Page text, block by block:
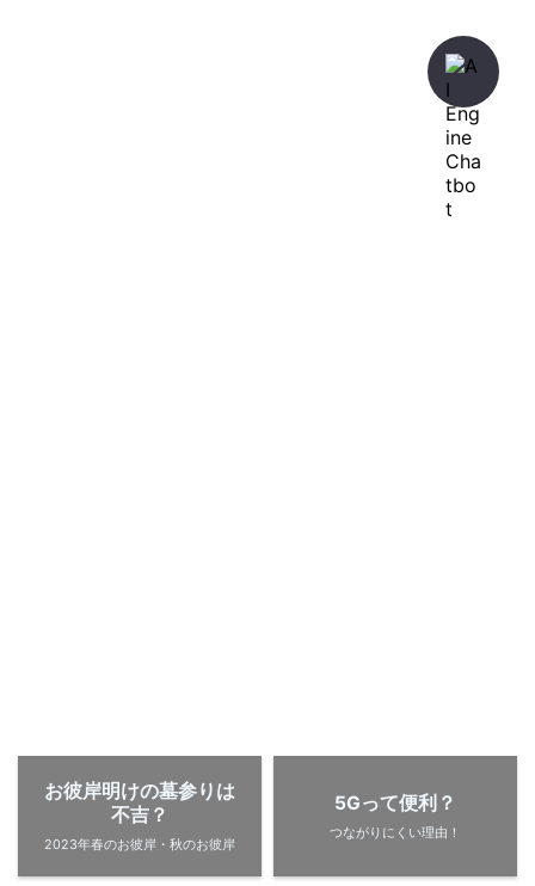
お彼岸明けの墓参りは
不吉？
2023年春のお彼岸・秋のお彼岸
5Gって便利？
つながりにくい理由！